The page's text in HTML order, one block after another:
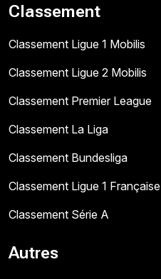
Classement
Classement Ligue 1 Mobilis
Classement Ligue 2 Mobilis
Classement Premier League
Classement La Liga
Classement Bundesliga
Classement Ligue 1 Française
Classement Série A
Autres